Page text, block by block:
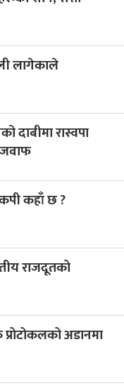
लागेकाले
दाबीमा रास्वपा
कहाँ छ ?
राजदूतको
अडानमा